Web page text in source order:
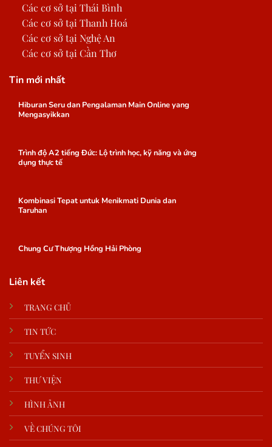
Các cơ sở tại Thái Bình
Các cơ sở tại Thanh Hoá
Các cơ sở tại Nghệ An
Các cơ sở tại Cần Thơ
Tin mới nhất
Hiburan Seru dan Pengalaman Main Online yang
Mengasyikkan
Trình độ A2 tiếng Đức: Lộ trình học, kỹ năng và ứng
dụng thực tế
Kombinasi Tepat untuk Menikmati Dunia dan
Taruhan
Chung Cư Thượng Hồng Hải Phòng
Liên kết
TRANG CHỦ
TIN TỨC
TUYỂN SINH
THƯ VIỆN
HÌNH ẢNH
VỀ CHÚNG TÔI